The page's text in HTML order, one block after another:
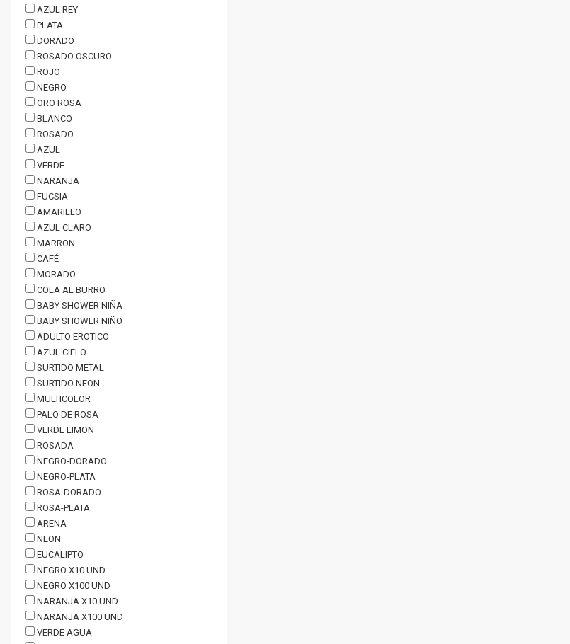
AZUL REY
PLATA
DORADO
ROSADO OSCURO
ROJO
NEGRO
ORO ROSA
BLANCO
ROSADO
AZUL
VERDE
NARANJA
FUCSIA
AMARILLO
AZUL CLARO
MARRON
CAFÉ
MORADO
COLA AL BURRO
BABY SHOWER NIÑA
BABY SHOWER NIÑO
ADULTO EROTICO
AZUL CIELO
SURTIDO METAL
SURTIDO NEON
MULTICOLOR
PALO DE ROSA
VERDE LIMON
ROSADA
NEGRO-DORADO
NEGRO-PLATA
ROSA-DORADO
ROSA-PLATA
ARENA
NEON
EUCALIPTO
NEGRO X10 UND
NEGRO X100 UND
NARANJA X10 UND
NARANJA X100 UND
VERDE AGUA